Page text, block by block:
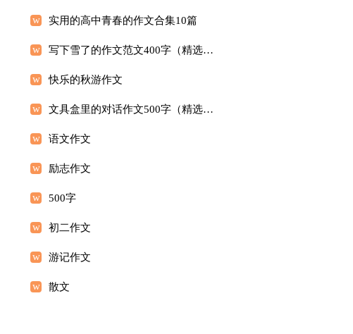
实用的高中青春的作文合集10篇
写下雪了的作文范文400字（精选14篇）
快乐的秋游作文
文具盒里的对话作文500字（精选3篇）
语文作文
励志作文
500字
初二作文
游记作文
散文